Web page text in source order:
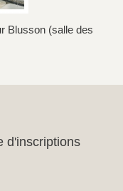
Blusson (salle des
d'inscriptions